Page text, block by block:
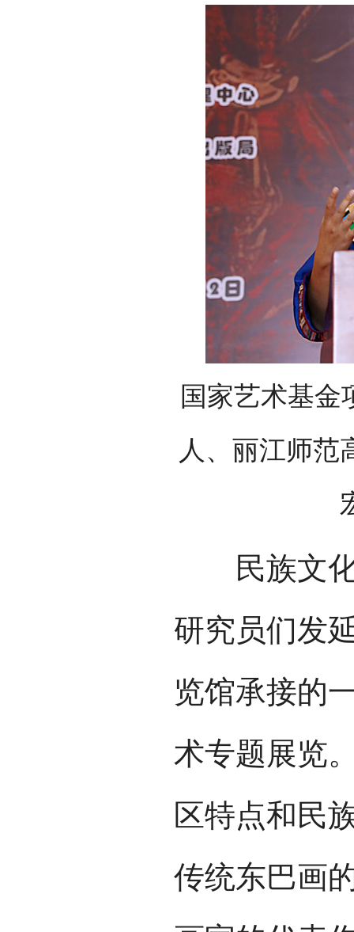
国家艺术基金
人、丽江师范
民族文化
研究员们发
览馆承接的
术专题展览
区特点和民
传统东巴画